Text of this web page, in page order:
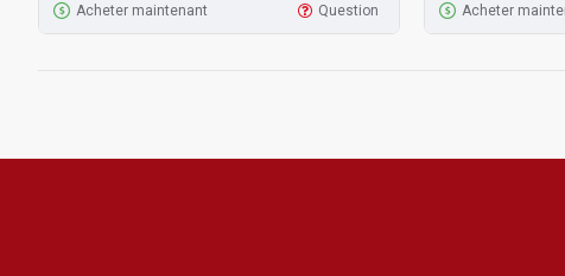
Acheter maintenant Question Acheter